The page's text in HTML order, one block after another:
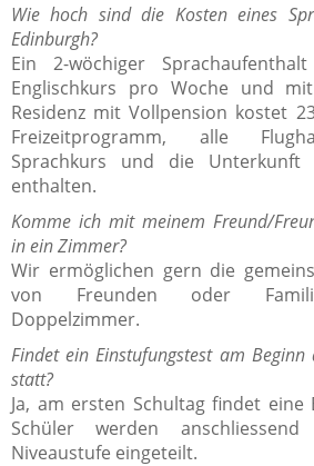
Wie hoch sind die Kosten eines
Edinburgh?
Ein 2-wöchiger
Englischkurs pro Woche und
Residenz mit Vollpension kostet
Freizeitprogramm, alle
Sprachkurs und die Unterkunft
enthalten.
Komme ich mit meinem Freund/
in ein Zimmer?
Wir ermöglichen gern die
von Freunden oder
Doppelzimmer.
Findet ein Einstufungstest am Beginn
statt?
Ja, am ersten Schultag findet eine
Schüler werden
Niveaustufe eingeteilt.